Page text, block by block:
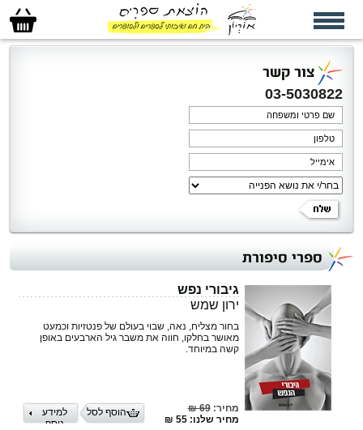
סל
הקניות
שלי
צור קשר
03-5030822
ספרי סיפורת
גיבורי נפש
ירון שמש
בחור מצליח, נאה, שבוי בעולם של פנטזיות וכמעט
מאושר בחלקו, חווה את משבר גיל הארבעים באופן
קשה במיוחד.
מחיר:69 ₪
מחיר שלנו: 55 ₪
למידע
נוסף
הוסף לסל